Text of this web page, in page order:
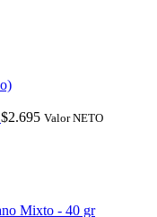
$2.695 Valor NETO